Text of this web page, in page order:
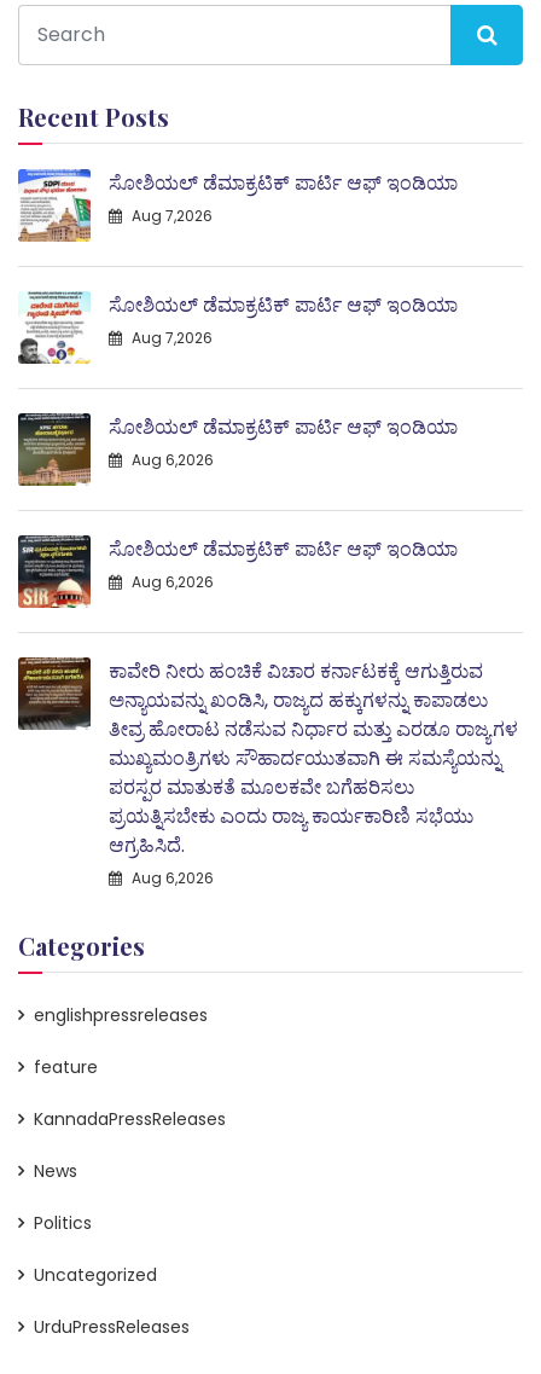
Recent Posts
ಸೋಶಿಯಲ್ ಡೆಮಾಕ್ರಟಿಕ್ ಪಾರ್ಟಿ ಆಫ್ ಇಂಡಿಯಾ
Aug 7,2026
ಸೋಶಿಯಲ್ ಡೆಮಾಕ್ರಟಿಕ್ ಪಾರ್ಟಿ ಆಫ್ ಇಂಡಿಯಾ
Aug 7,2026
ಸೋಶಿಯಲ್ ಡೆಮಾಕ್ರಟಿಕ್ ಪಾರ್ಟಿ ಆಫ್ ಇಂಡಿಯಾ
Aug 6,2026
ಸೋಶಿಯಲ್ ಡೆಮಾಕ್ರಟಿಕ್ ಪಾರ್ಟಿ ಆಫ್ ಇಂಡಿಯಾ
Aug 6,2026
ಕಾವೇರಿ ನೀರು ಹಂಚಿಕೆ ವಿಚಾರ ಕರ್ನಾಟಕಕ್ಕೆ ಆಗುತ್ತಿರುವ
ಅನ್ಯಾಯವನ್ನು ಖಂಡಿಸಿ, ರಾಜ್ಯದ ಹಕ್ಕುಗಳನ್ನು ಕಾಪಾಡಲು
ತೀವ್ರ ಹೋರಾಟ ನಡೆಸುವ ನಿರ್ಧಾರ ಮತ್ತು ಎರಡೂ ರಾಜ್ಯಗಳ
ಮುಖ್ಯಮಂತ್ರಿಗಳು ಸೌಹಾರ್ದಯುತವಾಗಿ ಈ ಸಮಸ್ಯೆಯನ್ನು
ಪರಸ್ಪರ ಮಾತುಕತೆ ಮೂಲಕವೇ ಬಗೆಹರಿಸಲು
ಪ್ರಯತ್ನಿಸಬೇಕು ಎಂದು ರಾಜ್ಯ ಕಾರ್ಯಕಾರಿಣಿ ಸಭೆಯು
ಆಗ್ರಹಿಸಿದೆ.
Aug 6,2026
Categories
englishpressreleases
feature
KannadaPressReleases
News
Politics
Uncategorized
UrduPressReleases